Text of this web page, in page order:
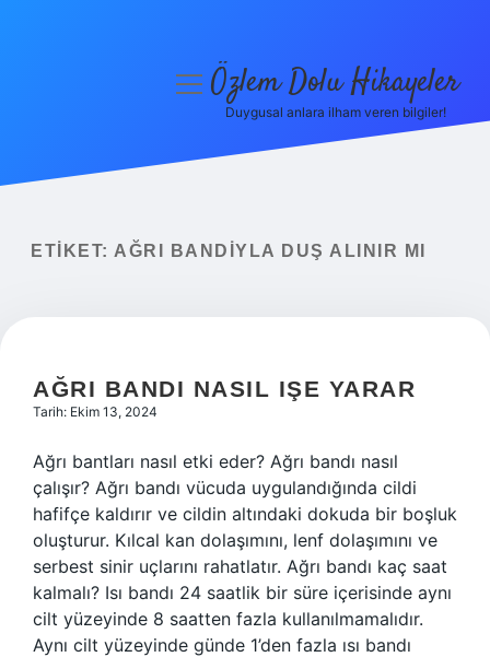
Yasal Uyarı
menüyüÖzlem Dolu Hikayeler
Duygusal anlara ilham veren bilgiler!
ETIKET: AĞRI BANDIYLA DUŞ ALINIR MI
AĞRI BANDI NASIL IŞE YARAR
Tarih: Ekim 13, 2024
Ağrı bantları nasıl etki eder? Ağrı bandı nasıl
çalışır? Ağrı bandı vücuda uygulandığında cildi
hafifçe kaldırır ve cildin altındaki dokuda bir boşluk
oluşturur. Kılcal kan dolaşımını, lenf dolaşımını ve
serbest sinir uçlarını rahatlatır. Ağrı bandı kaç saat
kalmalı? Isı bandı 24 saatlik bir süre içerisinde aynı
cilt yüzeyinde 8 saatten fazla kullanılmamalıdır.
Aynı cilt yüzeyinde günde 1’den fazla ısı bandı